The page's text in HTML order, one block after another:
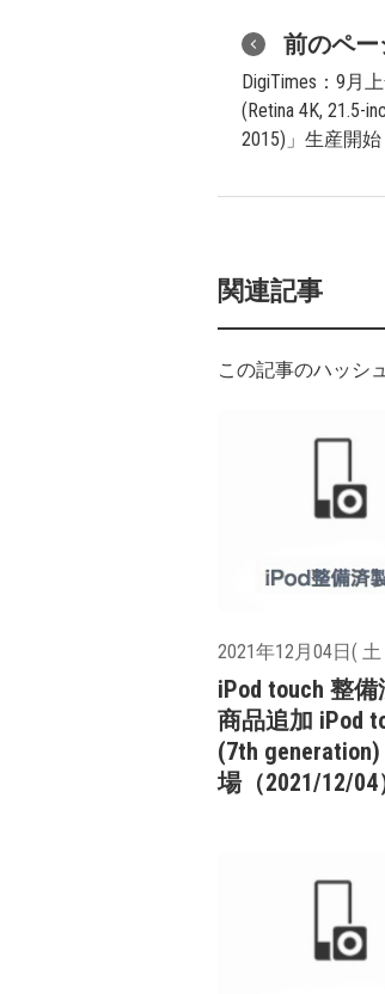
前のペー
DigiTimes：9月
(Retina 4K, 21.5-
2015)」生産開始
関連記事
この記事のハッシ
2021年12月04日( 土
iPod touch 整
商品追加 iPod
(7th
場（2021/12/04